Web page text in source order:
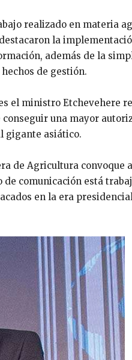
realizado en materia
la
además de la
de gestión.
el ministro Etchevehere
una mayor
gigante asiático.
de Agricultura convoque
comunicación está
en la era